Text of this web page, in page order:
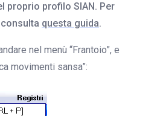
proprio profilo SIAN. Per
questa guida.
nel menù “Frantoio”, e
movimenti sansa”: